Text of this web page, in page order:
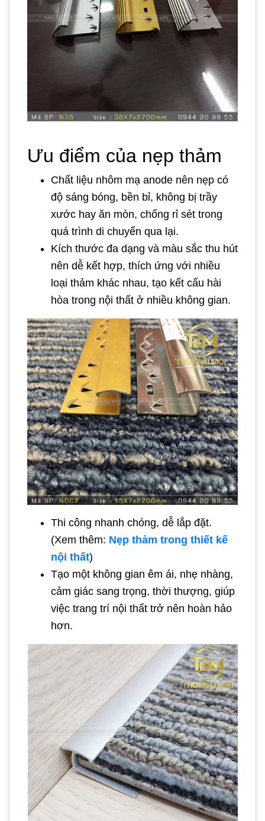
Ưu điểm của nẹp thảm
Chất liệu nhôm mạ anode nên nẹp có
độ sáng bóng, bền bỉ, không bị trầy
xước hay ăn mòn, chống rỉ sét trong
quá trình di chuyển qua lại.
Kích thước đa dạng và màu sắc thu hút
nên dễ kết hợp, thích ứng với nhiều
loại thảm khác nhau, tạo kết cấu hài
hòa trong nội thất ở nhiều không gian.
Thi công nhanh chóng, dễ lắp đặt.
(Xem thêm: Nẹp thảm trong thiết kế
nội thất)
Tạo một không gian êm ái, nhẹ nhàng,
cảm giác sang trọng, thời thượng, giúp
việc trang trí nội thất trở nên hoàn hảo
hơn.